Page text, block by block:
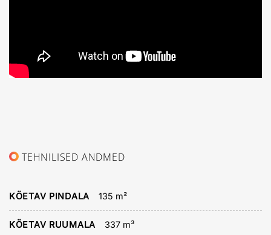
TEHNILISED ANDMED
KÖETAV PINDALA 135 m²
KÖETAV RUUMALA 337 m³